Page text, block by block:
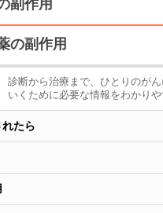
副作用
の副作用
診断から治療まで、ひとりのが
いくために必要な情報をわかり
たら